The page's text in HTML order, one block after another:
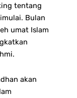
tentang
Bulan
umat Islam
akan